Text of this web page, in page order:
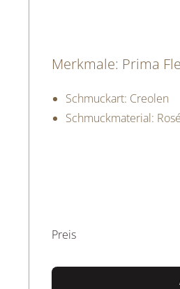
Merkmale: Prima
Schmuckart: Creolen
Schmuckmaterial:
Preis